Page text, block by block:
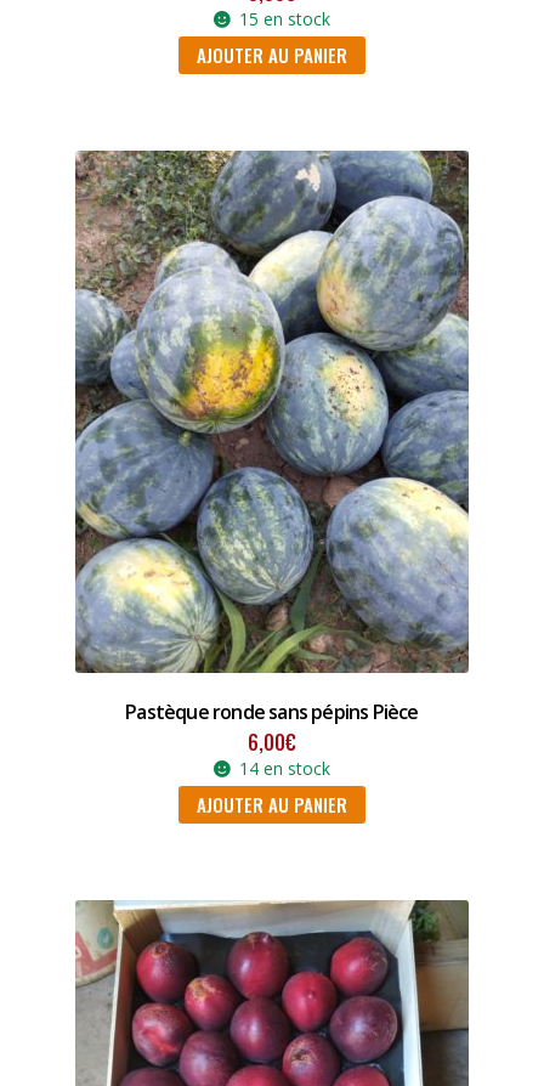
15 en stock
AJOUTER AU PANIER
Pastèque ronde sans pépins Pièce
6,00€
14 en stock
AJOUTER AU PANIER